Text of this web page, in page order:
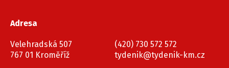
Adresa
Velehradská 507
767 01 Kroměříž
(420) 730 572 572
tydenik@tydenik-km.cz